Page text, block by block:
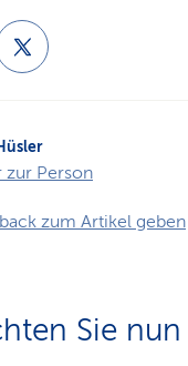
zur Person
zum Artikel geben
Sie nun